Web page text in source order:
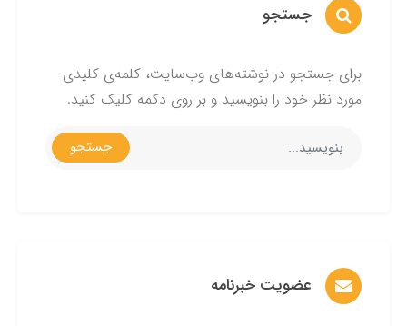
جستجو
برای جستجو در نوشته‌های وب‌سایت، کلمه‌ی کلیدی
مورد نظر خود را بنویسید و بر روی دکمه کلیک کنید.
جستجو
عضویت خبرنامه